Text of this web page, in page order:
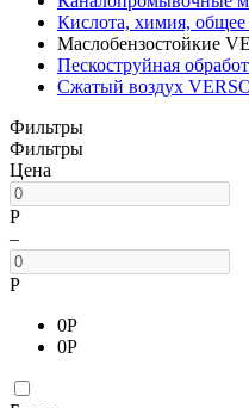
Кислота, химия, общее
Маслобензостойкие
Пескоструйная
Сжатый воздух
Фильтры
Фильтры
Цена
Р
–
Р
0Р
0Р